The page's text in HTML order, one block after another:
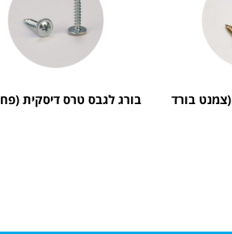
בורג מצולע Hi-Lo (צמנט בורד
בורג לגבס טרס דיסקית